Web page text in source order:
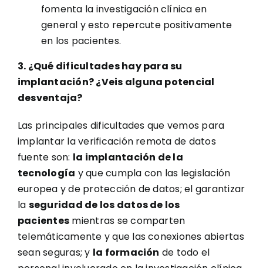
fomenta la investigación clínica en
general y esto repercute positivamente
en los pacientes.
3. ¿Qué dificultades hay para su
implantación? ¿Veis alguna potencial
desventaja?
Las principales dificultades que vemos para
implantar la verificación remota de datos
fuente son: la implantación de la
tecnología y que cumpla con las legislación
europea y de protección de datos; el garantizar
la seguridad de los datos de los
pacientes mientras se comparten
telemáticamente y que las conexiones abiertas
sean seguras; y la formación de todo el